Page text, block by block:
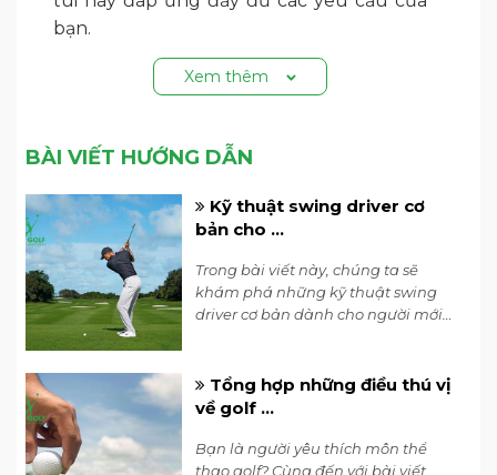
bạn.
Túi golf cầm tay IGIG S187792 BK
Túi golf IGIG mang đến cảm giác đơn giản
Xem thêm
BÀI VIẾT HƯỚNG DẪN
Kỹ thuật swing driver cơ
bản cho ...
Trong bài viết này, chúng ta sẽ
khám phá những kỹ thuật swing
driver cơ bản dành cho người mới
năng đánh golf của bản thân.
Tổng hợp những điều thú vị
về golf ...
Bạn là người yêu thích môn thể
thao golf? Cùng đến với bài viết